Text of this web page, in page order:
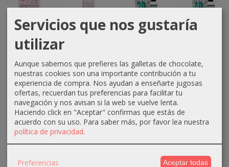
Crema
oxigenada
1000ml
20...
2,90 €
3,90 €
Crema
75ml 40...
0,70 €
1,10 €
Crema
1000ml
20...
3,50 €
6,50 €
Absoluk
Servicios que nos gustaría
utilizar
Aunque sabemos que prefieres las galletas de chocolate,
nuestras cookies son una importante contribución a tu
experiencia de compra. Nos ayudan a enseñarte jugosas
ofertas, recuerdan tus preferencias para facilitar tu
navegación y nos avisan si la web se vuelve lenta.
Haciendo click en "Aceptar" confirmas que estás de
acuerdo con su uso. Para saber más, por favor lea nuestra
política de privacidad.
Preferencias Aceptar todas